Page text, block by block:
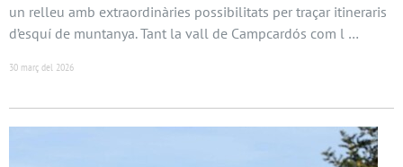
un relleu amb extraordinàries possibilitats per traçar itineraris
d’esquí de muntanya. Tant la vall de Campcardós com l …
30 març del 2026